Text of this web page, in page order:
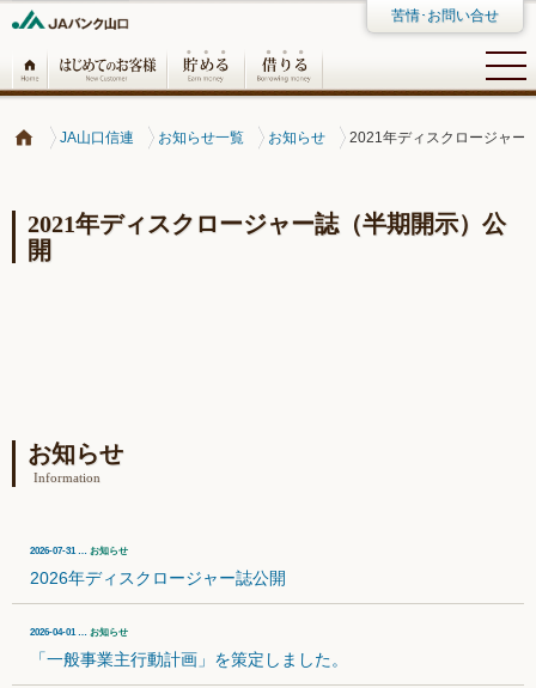
苦情･お問い合せ
JA山口信連 お知らせ一覧 お知らせ 2021年ディスクロージャー
2021年ディスクロージャー誌（半期開示）公
開
お知らせ
Information
2026-07-31 … お知らせ
2026年ディスクロージャー誌公開
2026-04-01 … お知らせ
「一般事業主行動計画」を策定しました。